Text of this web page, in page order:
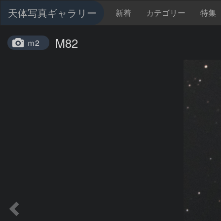
天体写真ギャラリー 新着 カテゴリー 特集
ｍ2 M82